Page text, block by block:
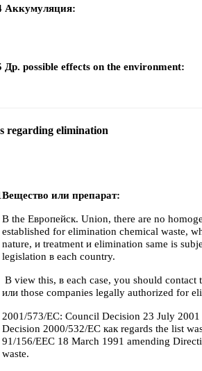
Аккумуляция:
Др. possible effects on the environment:
regarding elimination
Вещество или препарат:
В the Европейск. Union, there are no
established for elimination chemical waste,
nature, и treatment и elimination same is
legislation в each country.
В view this, в each case, you should contact
или those companies legally authorized for
2001/573/EC: Council Decision 23 July
Decision 2000/532/EC как regards the list
91/156/EEC 18 March 1991 amending
waste.